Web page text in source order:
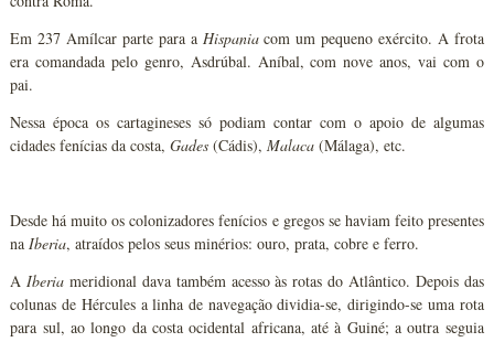
Em 237 Amílcar parte para a Hispaniacom um pequeno exército. A frota
era comandada pelo genro, Asdrúbal. Aníbal, com nove anos, vai com o
pai.
Nessa época os cartagineses só podiam contar com o apoio de algumas
cidades fenícias da costa,Gades (Cádis),Malaca (Málaga), etc.
Desde há muito os colonizadores fenícios e gregos se haviam feito presentes
naIberia, atraídos pelos seus minérios: ouro, prata, cobre e ferro.
AIberia meridional dava também acesso às rotas do Atlântico. Depois das
colunas de Hércules a linha de navegação dividia-se, dirigindo-se uma rota
para sul, ao longo da costa ocidental africana, até à Guiné; a outra seguia